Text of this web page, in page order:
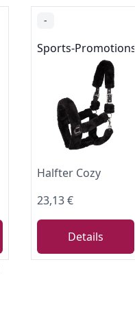
-
Sports-Promotions
Halfter Cozy
23,13 €
Details